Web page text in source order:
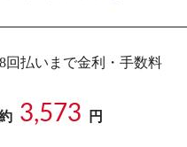
回払いまで金利・手数料
3,573 円